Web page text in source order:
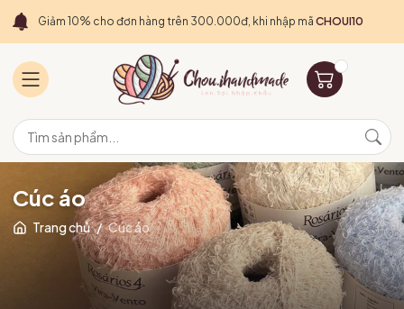
Giảm 10% cho đơn hàng trên 300.000đ, khi nhập mã CHOUI10
Cúc áo
Trang chủ / Cúc áo